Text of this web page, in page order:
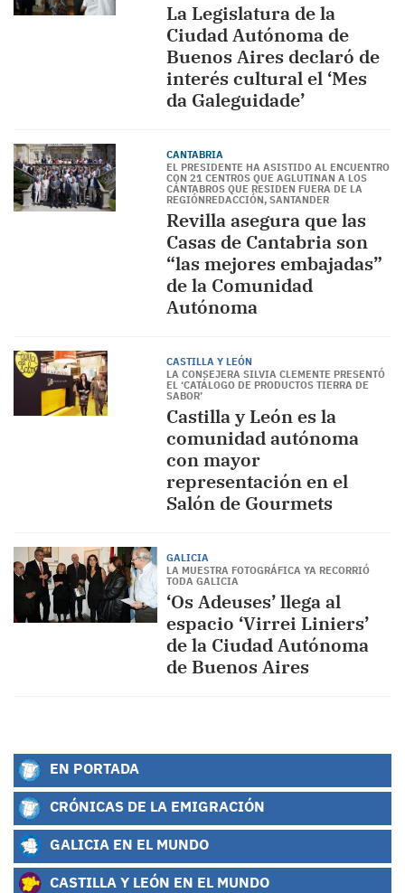
La Legislatura de la
Ciudad Autónoma de
Buenos Aires declaró de
interés cultural el ‘Mes
da Galeguidade’
CANTABRIA
EL PRESIDENTE HA ASISTIDO AL ENCUENTRO
CON 21 CENTROS QUE AGLUTINAN A LOS
CÁNTABROS QUE RESIDEN FUERA DE LA
REGIÓNREDACCIÓN, SANTANDER
Revilla asegura que las
Casas de Cantabria son
“las mejores embajadas”
de la Comunidad
Autónoma
CASTILLA Y LEÓN
LA CONSEJERA SILVIA CLEMENTE PRESENTÓ
EL ‘CATÁLOGO DE PRODUCTOS TIERRA DE
SABOR’
Castilla y León es la
comunidad autónoma
con mayor
representación en el
Salón de Gourmets
GALICIA
LA MUESTRA FOTOGRÁFICA YA RECORRIÓ
TODA GALICIA
‘Os Adeuses’ llega al
espacio ‘Virrei Liniers’
de la Ciudad Autónoma
de Buenos Aires
EN PORTADA
CRÓNICAS DE LA EMIGRACIÓN
GALICIA EN EL MUNDO
CASTILLA Y LEÓN EN EL MUNDO